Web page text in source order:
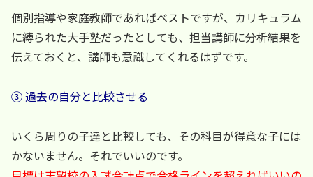
個別指導や家庭教師であればベストですが、カリキュラム
に縛られた大手塾だったとしても、担当講師に分析結果を
伝えておくと、講師も意識してくれるはずです。
③ 過去の自分と比較させる
いくら周りの子達と比較しても、その科目が得意な子には
かないません。それでいいのです。